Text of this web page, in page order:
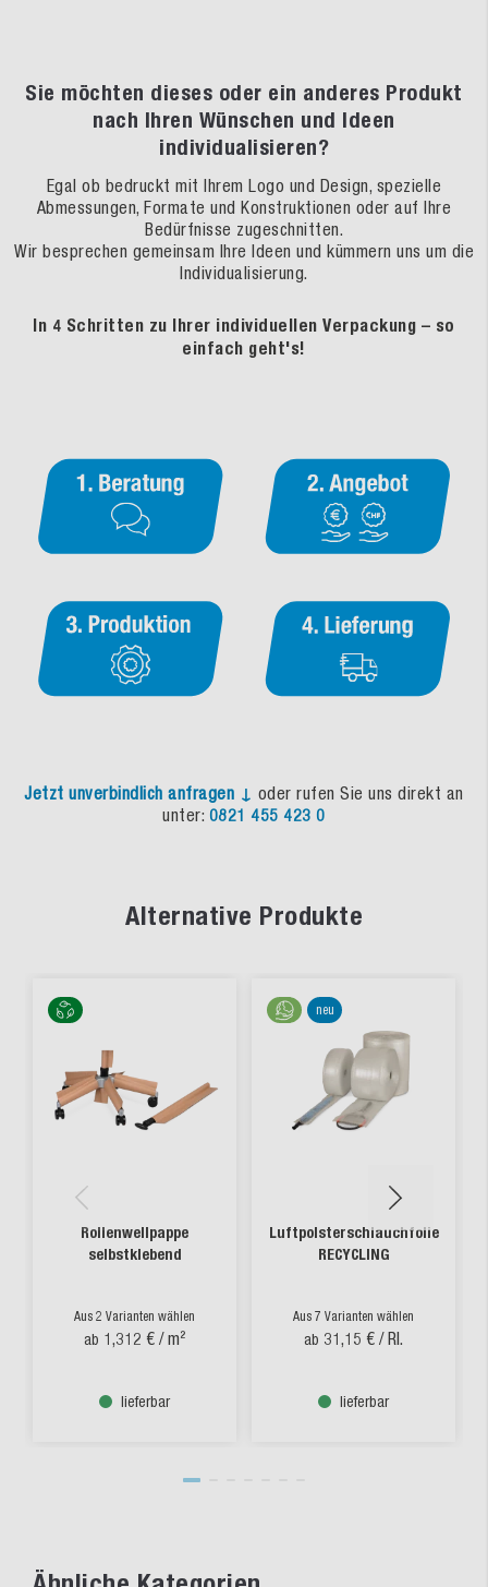
Sie möchten dieses oder ein anderes Produkt
nach Ihren Wünschen und Ideen
individualisieren?
Egal ob bedruckt mit Ihrem Logo und Design, spezielle
Abmessungen, Formate und Konstruktionen oder auf Ihre
Bedürfnisse zugeschnitten.
Wir besprechen gemeinsam Ihre Ideen und kümmern uns um die
Individualisierung.
In 4 Schritten zu Ihrer individuellen Verpackung – so
einfach geht's!
Jetzt unverbindlich anfragen ↓ oder rufen Sie uns direkt an
unter: 0821 455 423 0
Alternative Produkte
Rollenwellpappe
selbstklebend
Aus 2 Varianten wählen
ab 1,312 € / m²
lieferbar
neu
Luftpolsterschlauchfolie
RECYCLING
Aus 7 Varianten wählen
ab 31,15 € / Rl.
lieferbar